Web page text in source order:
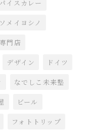
イスカレー
ソメイヨシノ
門店
デザイン ドイツ
なでしこ未来塾
ビール
フォトトリップ